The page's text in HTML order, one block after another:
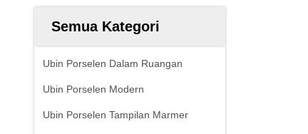
Semua Kategori
Ubin Porselen Dalam Ruangan
Ubin Porselen Modern
Ubin Porselen Tampilan Marmer